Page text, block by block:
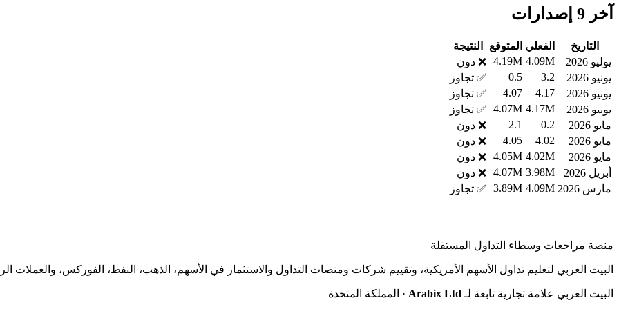
آخر 9 إصدارات
التاريخ الفعلي المتوقع
النتيجة
يوليو 2026
4.09M
4.19M ❌ دون
يونيو 2026
3.2
0.5
✅ تجاوز
يونيو 2026
4.17
4.07
✅ تجاوز
يونيو 2026
4.17M
4.07M
✅ تجاوز
مايو 2026
0.2
2.1
❌ دون
مايو 2026
4.02
4.05
❌ دون
مايو 2026
4.02M
4.05M ❌ دون
أبريل 2026
3.98M
4.07M ❌ دون
مارس 2026
4.09M
3.89M ✅ تجاوز
منصة مراجعات وسطاء التداول المستقلة
البيت العربي لتعليم تداول الأسهم الأمريكية، وتقييم شركات ومنصات التداول والاستثمار في الأسهم، الذهب، النفط، الفوركس، والعملات
البيت العربي علامة تجارية تابعة لـ Arabix Ltd · المملكة المتحدة